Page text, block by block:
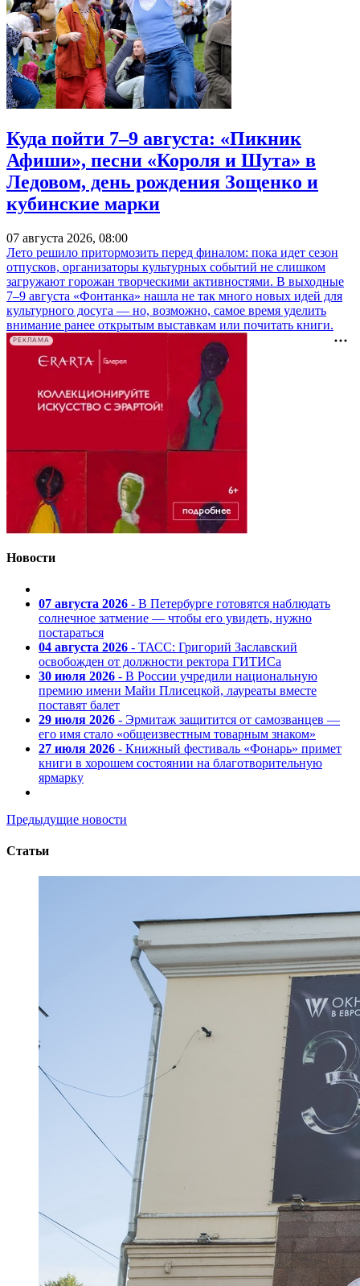
Куда пойти 7–9 августа: «Пикник
Афиши», песни «Короля и Шута» в
Ледовом, день рождения Зощенко и
кубинские марки
07 августа 2026, 08:00
Лето решило притормозить перед финалом: пока идет сезон
отпусков, организаторы культурных событий не слишком
загружают горожан творческими активностями. В выходные
7–9 августа «Фонтанка» нашла не так много новых идей для
культурного досуга — но, возможно, самое время уделить
внимание ранее открытым выставкам или почитать книги.
РЕКЛАМА
Новости
07 августа 2026 - В Петербурге готовятся наблюдать
солнечное затмение — чтобы его увидеть, нужно
постараться
04 августа 2026 - ТАСС: Григорий Заславский
освобожден от должности ректора ГИТИСа
30 июля 2026 - В России учредили национальную
премию имени Майи Плисецкой, лауреаты вместе
поставят балет
29 июля 2026 - Эрмитаж защитится от самозванцев —
его имя стало «общеизвестным товарным знаком»
27 июля 2026 - Книжный фестиваль «Фонарь» примет
книги в хорошем состоянии на благотворительную
ярмарку
Предыдущие новости
Статьи